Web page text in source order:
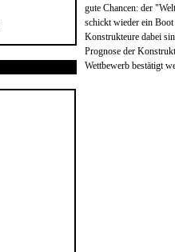
gute Chancen: der
schickt wieder ein
Konstrukteure dabei
Prognose der
Wettbewerb bestätigt